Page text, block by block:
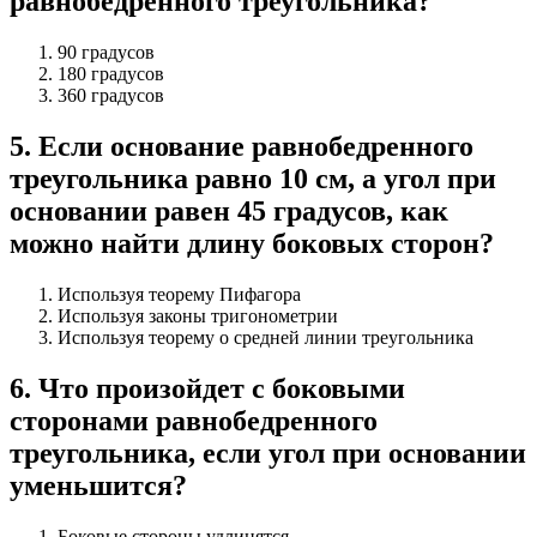
90 градусов
180 градусов
360 градусов
5. Если основание равнобедренного
треугольника равно 10 см, а угол при
основании равен 45 градусов, как
можно найти длину боковых сторон?
Используя теорему Пифагора
Используя законы тригонометрии
Используя теорему о средней линии треугольника
6. Что произойдет с боковыми
сторонами равнобедренного
треугольника, если угол при основании
уменьшится?